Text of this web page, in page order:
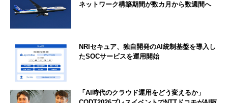
ネットワーク構築期間が数カ月から数週間へ
NRIセキュア、独自開発のAI統制基盤を導入し
たSOCサービスを運用開始
「AI時代のクラウド運用をどう変えるか」